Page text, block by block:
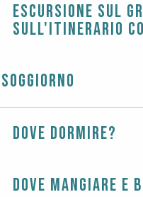
Escursione sul
sull'itinerario
Soggiorno
Dove dormire?
Dove mangiare e